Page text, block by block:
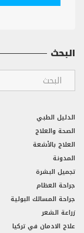
البحث
الدليل الطبي
الصحة والعلاج
العلاج بالأشعة
المدونة
تجميل البشرة
جراحة العظام
جراحة المسالك البولية
زراعة الشعر
علاج الادمان في تركيا